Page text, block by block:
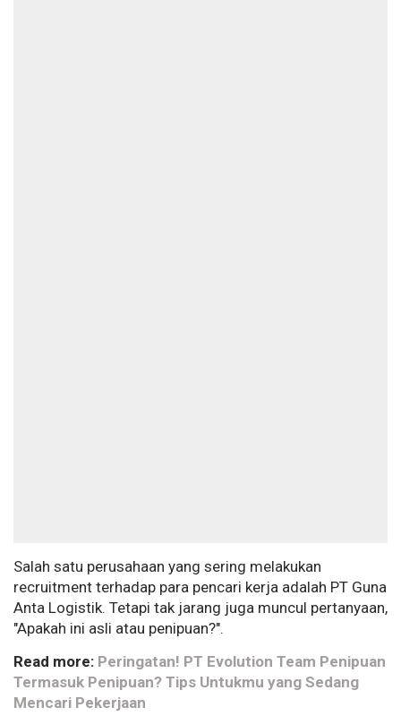
Salah satu perusahaan yang sering melakukan
recruitment terhadap para pencari kerja adalah PT Guna
Anta Logistik. Tetapi tak jarang juga muncul pertanyaan,
"Apakah ini asli atau penipuan?".
Read more: Peringatan! PT Evolution Team Penipuan
Termasuk Penipuan? Tips Untukmu yang Sedang
Mencari Pekerjaan